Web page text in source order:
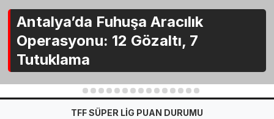
Antalya’da Fuhuşa Aracılık
Operasyonu: 12 Gözaltı, 7
Tutuklama
2 3 4 5 6 7 8 9 10 11 12 13 14 15
TFF SÜPER LİG PUAN DURUMU